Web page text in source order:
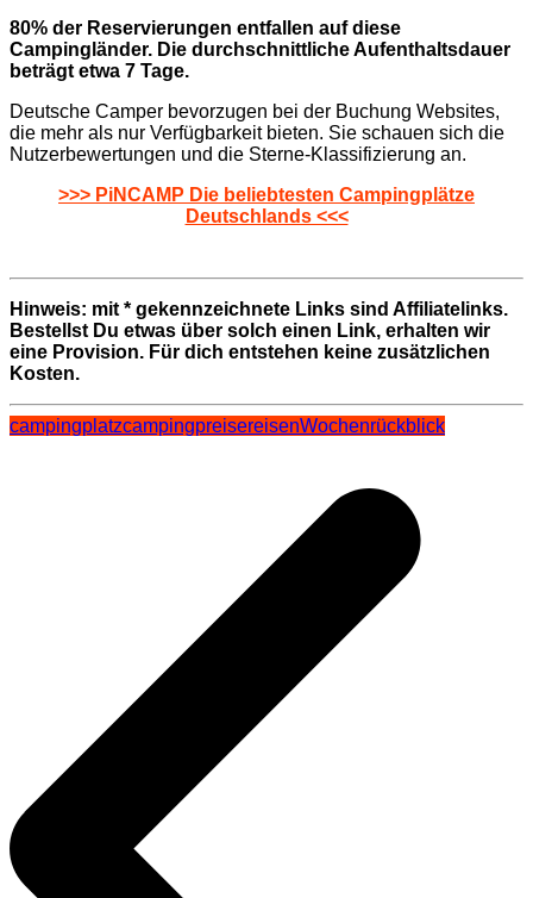
80% der Reservierungen entfallen auf diese
Campingländer. Die durchschnittliche Aufenthaltsdauer
beträgt etwa 7 Tage.
Deutsche Camper bevorzugen bei der Buchung Websites,
die mehr als nur Verfügbarkeit bieten. Sie schauen sich die
Nutzerbewertungen und die Sterne-Klassifizierung an.
>>> PiNCAMP Die beliebtesten Campingplätze
Deutschlands <<<
Hinweis: mit * gekennzeichnete Links sind Affiliatelinks.
Bestellst Du etwas über solch einen Link, erhalten wir
eine Provision. Für dich entstehen keine zusätzlichen
Kosten.
campingplatzcampingpreisereisenWochenrückblick